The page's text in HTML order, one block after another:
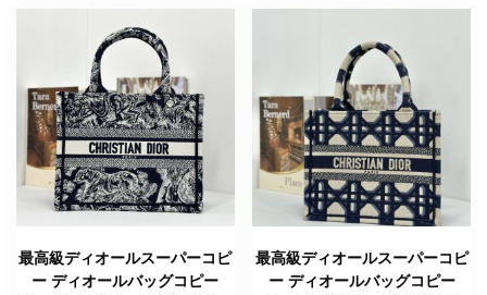
デ
ー
ル
バ
ッ
作
最高級ディオールスーパーコピ
ー ディオールバッグコピー
最高級ディオールスーパーコピ
ー ディオールバッグコピー